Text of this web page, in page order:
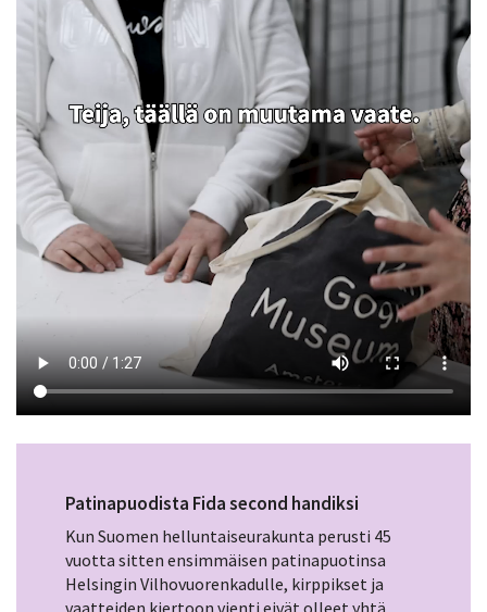
Patinapuodista Fida second handiksi
Kun Suomen helluntaiseurakunta perusti 45
vuotta sitten ensimmäisen patinapuotinsa
Helsingin Vilhovuorenkadulle, kirppikset ja
vaatteiden kiertoon vienti eivät olleet yhtä